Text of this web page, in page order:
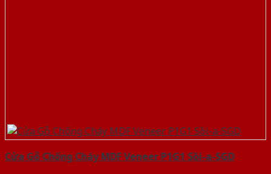
Cửa Gỗ Chống Cháy MDF Veneer P1G1 Sồi-a-SGD